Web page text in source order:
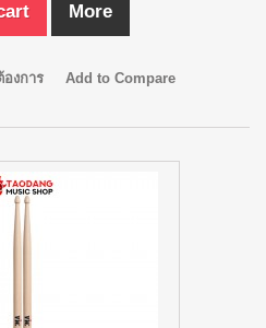
More
งการ Add to Compare